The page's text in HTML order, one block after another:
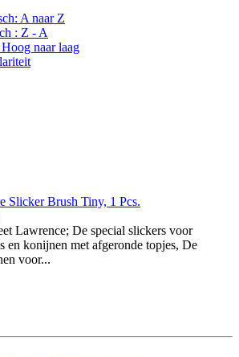
A naar Z
: Z - A
naar laag
Slicker Brush Tiny, 1 Pcs.
Lawrence; De special slickers voor
en konijnen met afgeronde topjes, De
voor...